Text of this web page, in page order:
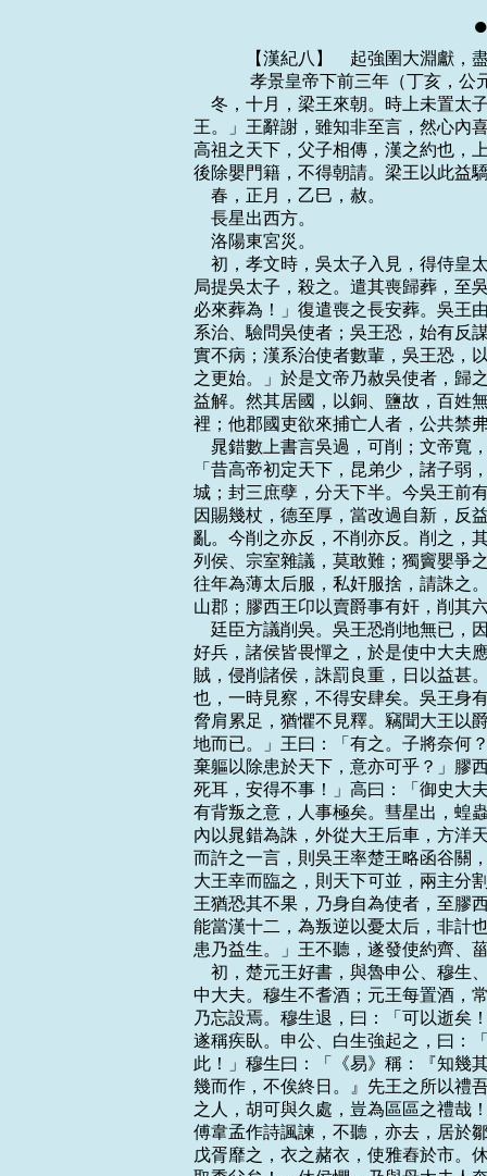
　　【漢紀八】　起強圉大淵獻，盡上章困敦，凡十四年。
    　　 孝景皇帝下前三年（丁亥，公元前一五四年）
    冬，十月，梁王來朝。時上未置太子，與梁王宴飲，從容言曰：「千秋萬歲後傳於
王。」王辭謝，雖知非至言，然心內喜，太后亦然。詹事竇嬰引卮酒進上曰：「天下者，
高祖之天下，父子相傳，漢之約也，上何以得傳梁王！」太后由此憎嬰。嬰因病免；太
後除嬰門籍，不得朝請。梁王以此益驕。
    春，正月，乙巳，赦。
    長星出西方。
    洛陽東宮災。
    初，孝文時，吳太子入見，得侍皇太子飲、博。吳太子博爭道，不恭；皇太子引博
局提吳太子，殺之。遣其喪歸葬，至吳，吳王慍曰：「天下同宗，死長安即葬長安，何
必來葬為！」復遣喪之長安葬。吳王由此稍失籓臣之禮，稱疾不朝。京師知其以子故，
系治、驗問吳使者；吳王恐，始有反謀。後使人為秋請，文帝復問之，使者對曰：「王
實不病；漢系治使者數輩，吳王恐，以故遂稱病。夫察見淵中魚不祥，唯上棄前過，與
之更始。」於是文帝乃赦吳使者，歸之，而賜吳王幾杖，老，不朝。吳得釋其罪，謀亦
益解。然其居國，以銅、鹽故，百姓無賦；卒踐更，輒予平賈；歲時存問茂材，賞賜閭
裡；他郡國吏欲來捕亡人者，公共禁弗予。如此者四十餘年。
    晁錯數上書言吳過，可削；文帝寬，不忍罰，以此吳日益橫。及帝即位，錯說上曰：
「昔高帝初定天下，昆弟少，諸子弱，大封同姓，齊七十餘城，楚四十餘城，吳五十餘
城；封三庶孽，分天下半。今吳王前有太子之郤，詐稱病不朝，於古法當誅。文帝弗忍，
因賜幾杖，德至厚，當改過自新，反益驕溢，即山鑄錢，煮海水為鹽，誘天下亡人謀作
亂。今削之亦反，不削亦反。削之，其反亟，禍小；不削，反遲，禍大。」上令公卿、
列侯、宗室雜議，莫敢難；獨竇嬰爭之，由此與錯有郤。及楚王戊來朝，錯因言：「戊
往年為薄太后服，私奸服捨，請誅之。」詔赦，削東海郡。及前年，趙王有罪，削其常
山郡；膠西王卬以賣爵事有奸，削其六縣。
    廷臣方議削吳。吳王恐削地無已，因發謀舉事。念諸侯無足與計者，聞膠西王勇，
好兵，諸侯皆畏憚之，於是使中大夫應高口說膠西王曰：「今者主上任用邪臣，聽信讒
賊，侵削諸侯，誅罰良重，日以益甚。語有之曰：『□糠及米。』吳與膠西，知名諸侯
也，一時見察，不得安肆矣。吳王身有內疾，不能朝請二十餘年，常患見疑，無以自白，
脅肩累足，猶懼不見釋。竊聞大王以爵事有過。所聞諸侯削地，罪不至此；此恐不止削
地而已。」王曰：「有之。子將奈何？」高曰：「吳王自以與大王同憂，願因時循理，
棄軀以除患於天下，意亦可乎？」膠西王瞿然駭曰：「寡人何敢如是！王上雖急，固有
死耳，安得不事！」高曰：「御史大夫晁錯，營惑天子，侵奪諸侯，朝廷疾怨，諸侯皆
有背叛之意，人事極矣。彗星出，蝗蟲起，此萬世一時；而愁勞，聖人所以起也。吳王
內以晁錯為誅，外從大王后車，方洋天下，所向者降，所指者下，莫敢不服。大王誠幸
而許之一言，則吳王率楚王略函谷關，守滎陽、敖倉之粟，距漢兵，治次捨，須大王。
大王幸而臨之，則天下可並，兩主分割，不亦可乎！」王曰：「善！」歸，報吳王，吳
王猶恐其不果，乃身自為使者，至膠西面約之。膠西群臣或聞王謀，諫曰：「諸侯地不
能當漢十二，為叛逆以憂太后，非計也。今承一帝，尚雲不易；假令事成，兩主分爭，
患乃益生。」王不聽，遂發使約齊、菑川、膠東、濟南，皆許諾。
    初，楚元王好書，與魯申公、穆生、白生俱受《詩》於浮丘伯；及王楚，以三人為
中大夫。穆生不耆酒；元王每置酒，常為穆生設醴。及子夷王、孫王戊即位，常設，後
乃忘設焉。穆生退，曰：「可以逝矣！醴酒不設，王之意怠；不去，楚人將鉗我於市。」
遂稱疾臥。申公、白生強起之，曰：「獨不念先王之德與！今王一旦失小禮，何足至
此！」穆生曰：「《易》稱：『知幾其神乎！幾者，動之微，吉兇之先見者也。君子見
幾而作，不俟終日。』先王之所以禮吾三人者，為道存也。今而忽之，是忘道也。忘道
之人，胡可與久處，豈為區區之禮哉！」遂謝病去。申公、白生獨留。王戊稍淫暴，太
傅韋孟作詩諷諫，不聽，亦去，居於鄒。戊因坐削地事，遂與吳通謀。申公、白生諫戊，
戊胥靡之，衣之赭衣，使雅舂於市。休侯富使人諫王。王曰：「季父不吾與，我起，先
取季父矣！」休侯懼，乃與母太夫人奔京師。
    及削吳會稽、豫章郡書至，吳王遂先起兵，誅漢吏二千石以下；膠西、膠東、菑川、
濟南、楚、趙亦皆反。楚相張尚、太傅趙夷吾諫王戊，戊殺尚、夷吾。趙相建德、內史
王悍諫王遂，遂燒殺建德、悍。齊王后悔，背約城守。濟北王城壞未完，其郎中令劫守，
王不得發兵。膠西王、膠東王為渠率，與菑川、濟南共攻齊，圍臨菑。趙王遂發兵住其
西界，欲待吳、楚俱進，北使匈奴與連兵。
    吳王悉其士卒，下令國中曰：「寡人年六十二，身自將；少子年十四，亦為士卒先。
諸年上與寡人同，下與少子等，皆發。」凡二十餘萬人。南使閩、東越，閩、東越亦發
兵從。吳王起兵於廣陵，西涉淮，因並楚兵，發使遺諸侯書，罪狀晁錯，欲合兵誅之。
吳、楚共攻梁，破棘壁，殺數萬人；乘勝而前，銳甚。梁孝王遣將軍擊之，又敗梁兩軍，
士卒皆還走。梁王城守睢陽。
    初，文帝且崩，戒太子曰：「即有緩急，周亞夫真可任將兵。」及七國反書聞，上
乃拜中尉周亞夫為太尉，將三十六將軍往擊吳、楚，遣曲周侯酈寄擊趙，將軍欒布擊齊；
復召竇嬰，拜為大將軍，使屯滎陽監齊、趙兵。
    初，晁錯所更令三十章，諸侯讙嘩。錯父聞之，從穎川來，謂錯曰：「上初即位，
公為政用事，侵削諸侯，疏人骨肉，口語多怨，公何為也？」錯曰：「固也。不如此，
天子不尊，宗廟不安。」父曰：「劉氏安矣而晁氏危，吾去公歸矣！」遂飲藥死，曰：
「吾不忍見禍逮身！」後十餘日，吳、楚七國俱反，以誅錯為名。
    上與錯議出軍事，錯欲令上自將兵而身居守；又言：「徐、僮之旁吳所未下者，可
以予吳。」錯素與吳相袁盎不善，錯所居坐，盎輒避；盎所居坐，錯亦避；兩人未嘗同
堂語。及錯為御史大夫，使吏按盎受吳王財物，抵罪；詔赦以為庶人。吳、楚反，錯謂
丞、史曰：「袁盎多受吳王金錢，專為蔽匿，言不反；今果反，欲請治盎，宜知其計
謀。」丞、史曰：「事未發，治之有絕；今兵西向，治之何益！且盎不宜有謀。」錯猶
與未決。人有告盎，盎恐，夜見竇嬰，為言吳所以反，願至前，口對狀。嬰入言，上乃
召盎。盎入見，上方與錯調兵食。上問盎：「今吳、楚反，於公意何如？」對曰：「不
足憂也！」上曰：「吳王即山鑄錢，煮海為鹽，誘天豪傑；白頭舉事、此其計不百全，
豈發乎！何以言其無能為也？」對曰：「吳銅鹽之利則有之，安得豪傑而誘之！誠令吳
得豪傑，亦且輔而為誼，不反矣。吳所誘皆亡賴子弟、亡命、鑄錢奸人，故相誘以亂」
錯曰：「盎策之善。」上曰：「計安出？」盎對曰：「願屏左右。」上屏人，獨錯在。
盎曰：「臣所言，人臣不得知。」乃屏錯。錯趨避東廂，甚恨。上卒問盎，對曰：「吳、
楚相遺書，言高皇帝王子弟各有分地，今賊臣晁錯擅適諸侯，削奪之地，以故反，欲西
共誅錯，復故地而罷。方今計獨有斬錯，發使赦吳、楚七國，復其故地，則兵可毋血刃
而俱罷。」於是上默然良久，曰：「顧誠何如？吾不愛一人以謝天下。」盎曰：「愚計
出此，唯上孰計之！」乃拜盎為太常，密裝治行。後十餘日，上令丞相青、中尉嘉、廷
尉歐劾奏錯：「不稱主上德信，欲疏群臣、百姓，又欲以城邑予吳，無臣子禮，大逆無
道。錯當要斬，父母、妻子、同產無少長皆棄市。」制曰：「可。」錯殊不知。壬子，
上使中尉召錯，紿載行市，錯衣朝衣斬東市。上乃使袁盎與吳王弟子宗正德侯通使吳。
    謁者僕射鄧公為校尉，上書言軍事，見上，上問曰：「道軍所來，聞晁錯死，吳、
楚罷不？」鄧公曰：「吳為反數十歲矣；發怒削地，以誅錯為名，其意不在錯也。且臣
恐天下之士拑口不敢復言矣。」上曰：「何哉？」鄧公曰：「夫晁錯患諸侯強大不可制，
故請削之以尊京師，萬世之利也。計畫始行，卒受大戮。內杜忠臣之口，外為諸侯報仇，
臣竊為陛下不取也。」於是帝喟然長息曰：「公言善，吾亦恨之！」
    袁盎、劉通至吳，吳、楚兵已攻梁壁矣。宗正以親故，先入見，諭吳王，令拜受詔。
吳王聞袁盎來，知其欲說，笑而應曰：「我已為東帝，尚誰拜！」不肯見盎，而留軍中，
欲劫使將；盎不肯，使人圍守，且殺之。盎得間，脫亡歸報。
    太尉亞夫言於上曰：「楚兵剽輕，難與爭鋒，願以梁委之，絕其食道，乃可制也。」
上許之。亞夫乘六乘傳，將會兵滎陽。發至霸上，趙涉庶說亞夫曰：「吳王素富，懷輯
死士久矣。此知將軍且行，必置間人於殽、澠厄狹之間；且兵事上神密，將軍何不從此
右去，走藍田，出武關，抵洛陽！間不過差一二日，直入武庫，擊鳴鼓。諸侯聞之，以
為將軍從天而下也。」太尉如其計，至洛陽，喜曰：「七國反，吾乘傳至此，不自意全。
今吾據滎陽，滎陽以東，無足憂者。」使吏搜殽、澠間，果得吳伏兵。乃請趙涉為護軍。
    太尉引兵東北走昌邑。吳攻梁急，梁數使使條侯求救，條侯不許。又使使訴條侯於
上。上使告條侯救梁，亞夫不奉詔，堅壁不出；而使弓高侯等將輕騎兵出淮泗口，絕吳、
楚兵後，塞其饟道。梁使中大夫韓安國及楚相尚弟羽為將軍；羽力戰，安國持重，乃得
頗敗吳兵。吳兵欲西，梁城守，不敢西；即走條侯軍，會下邑，欲戰。條侯堅壁不肯戰；
吳糧絕卒饑，數挑戰，終不出，條侯軍中夜驚，內相攻擊，擾亂至帳下，亞夫堅臥不起，
頃之，復定。吳奔壁東南陬，亞夫使備西北；已而其精兵果奔西北，不得入。吳、楚士
卒多饑死叛散，乃引而去。二月，亞夫出精兵追擊，大破之。吳王濞棄其軍，與壯士數
千人夜亡走；楚王戊自殺。
    吳王之初發也，吳臣田祿伯為大將軍。田祿伯曰：「兵屯聚而西，無它奇道，難以
立功。臣願得五萬人，別循江、淮而上，收淮南、長沙，入武關，與大王會，此亦一奇
也。」吳王太子諫曰：「王以反為名，此兵難以借人，人亦且反王，奈何？且擅兵而別，
多它利害，徒自損耳！」吳王即不許田祿伯。
    吳少將桓將軍說王曰：「吳多步兵，步兵利險；漢多車騎，車騎利平地，願大王所
過城不下，直去，疾西據洛陽武庫，食敖倉粟，阻山河之險以令諸侯，雖無入關，天下
固已定矣。大王徐行留下城邑，漢軍車騎至，馳入梁、楚之郊，事敗矣。」吳王問諸老
將，老將曰：「此年少，椎鋒可耳，安知大慮！」於是王不用桓將軍計。
    王專並將兵。兵未度淮，諸賓客皆得為將、校尉、候、司馬，獨周丘不用。周丘者，
下邳人，亡命吳，酤酒無行；王薄之，不任。周丘乃上謁，說王曰：「臣以無能，不得
待罪行間。臣非敢求有所將也，願請王一漢節，必有以報。」王乃予之。周丘得節，夜
馳入下邳；下邳時聞吳反，皆城守。至傳捨，召令入戶，使從者以罪斬令，遂召昆弟所
善豪吏告曰：「吳反，兵且至，屠下邳不過食頃；今先下，家室必完，能者封侯矣。」
出，乃相告，下邳皆下。周丘一夜得三萬人，使人報吳王，遂將其兵北略城邑；比至陽
城，兵十餘萬，破陽城中尉軍；聞吳王敗走，自度無與共成功，即引兵歸下邳，未至，
疽發背死。
    壬午晦，日有食之。
    吳王之棄軍亡也，軍遂潰，往往稍降太尉條侯及梁軍。吳王渡淮，走丹徒，保東越，
兵可萬餘人，收聚亡卒。漢使人以利啖東越，東越即紿吳王出勞軍，使人鏦殺吳王，盛
其頭，馳傳以聞。吳太子駒亡走閩越。吳、楚反，凡三月，皆破滅，於是諸將乃以太尉
謀為是；然梁王由此與太尉有隙。
    三王之圍臨菑也，齊王使路中大夫告於天子。天子復令路中大夫還報，告齊王堅守，
「漢兵今破吳楚矣。」路中大夫至，三國兵圍臨菑數重，無從入。三國將與路中大夫盟
曰：「若反言：『漢已破矣，齊趣下三國，不，且見屠。』」路中大夫既許，至城下，
望見齊王曰：「漢已發兵百萬，使太尉亞夫擊破吳、楚，方引兵救齊，齊必堅守無下！」
三國將誅路中大夫。齊初圍急，陰與三國通謀，約未定；會路中大夫從漢來，其大臣乃
復勸王無下三國。會漢將欒布、平陽侯等兵至齊，擊破三國兵。解圍已，後圍齊初與三
國有謀，將欲移兵伐齊。齊孝王懼，飲藥自殺。
    膠西、膠東、菑川王各引兵歸國。膠西王徒跣、席蒿、飲水謝太后。王太子德曰：
「漢兵還，臣觀之，已罷，可襲，願收王餘兵擊之！不勝而逃入海，未晚也。」王曰：
「吾士卒皆已壞，不可用。」弓高侯韓頹當遺膠西王書曰：「奉詔誅不義，降者赦除其
罪，復故；不降者滅之。王何處？須以從事。」王肉袒叩頭，詣漢軍壁謁曰：「臣卬奉
法不謹，驚駭百姓，乃苦將軍遠道至於窮國，敢請菹醢之罪！」弓高侯執金鼓見之曰：
「王苦軍事，願聞王發兵狀。」王頓首膝行，對曰：「今者晁錯天子用事臣，變更高皇
帝法令，侵奪諸侯地。卬等以為不義，恐其敗亂天下，七國發兵且誅錯。今聞錯已誅，
卬等謹已罷兵歸。」將軍曰：「王苟以錯為不善，何不以聞？及未有詔、虎符，擅發兵
擊義國？以此觀之，意非徒欲誅錯也。」乃出詔書，為王讀之，曰：「王其自圖！」王
曰：「如卬等死有餘罪！」遂自殺，太后、太子皆死。膠東王、菑川王、濟南王皆伏誅。
    酈將軍兵至趙，趙王引兵還邯鄲城守。酈寄攻之，七月不能下。匈奴聞吳、楚敗，
亦不肯入邊。欒布破齊還，並兵引水灌趙城。城壞，王遂自殺。
    帝以齊首善，以迫劫有謀，非其罪也，召立齊孝王太子壽，是為懿王。
    濟北王亦欲自殺，幸全其妻子。齊人公孫玃謂濟北王曰：「臣請試為大王明說梁王，
通意天子；說而不用，死未晚也。」公孫玃遂見梁王曰：「夫濟北之地，東接強齊，南
牽吳、越，北脅燕、趙。此四分五裂之國。權不足以自守，勁不足以捍寇，又非有奇怪
雲以待難也；雖墜言於吳，非其正計也。鄉使濟北見情實，示不從之端，則吳必先歷齊，
畢濟北，招燕、趙而總之，如此，則山東之從結而無隙矣。今吳王連諸侯之兵，驅白徒
之眾，西與天子急衡，濟北獨底節不下；使吳失與而無助，跬步獨進，瓦解土崩，破敗
而不救者，未必非濟北之力也。夫以區區之濟北而與諸侯爭強，是以羔犢之弱而扞虎狼
之敵也。守職不橈，可謂誠一矣。功義如此，尚見疑於上，脅肩低首，累足撫衿，使有
自悔不前之心，非社稷之利也。臣恐籓臣守職者疑之。臣竊料之，能歷西山，徑長樂，
抵未央，攘袂而正議者，獨大王耳。上有全亡之功，下有安百姓之名，德淪於骨髓，恩
加於無窮，願大王留意詳惟之。」孝王大悅，使人馳以聞；濟北王得不坐，徙封於菑川。
    河間王太傅衛綰擊吳、楚有功，拜為中尉。綰以中郎將事文帝，醇謹無它。上為太
子時，召文帝左右飲，而綰稱病不行。文帝且崩，屬上曰：「綰長者，善遇之。」故上
亦寵任焉。
    夏，六月，乙亥，詔：「吏民為吳王濞等所詿誤當坐及逋逃亡軍者，皆赦之。」帝
欲以吳王弟德哀侯廣之子續吳，以楚